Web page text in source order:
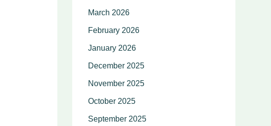
March 2026
February 2026
January 2026
December 2025
November 2025
October 2025
September 2025